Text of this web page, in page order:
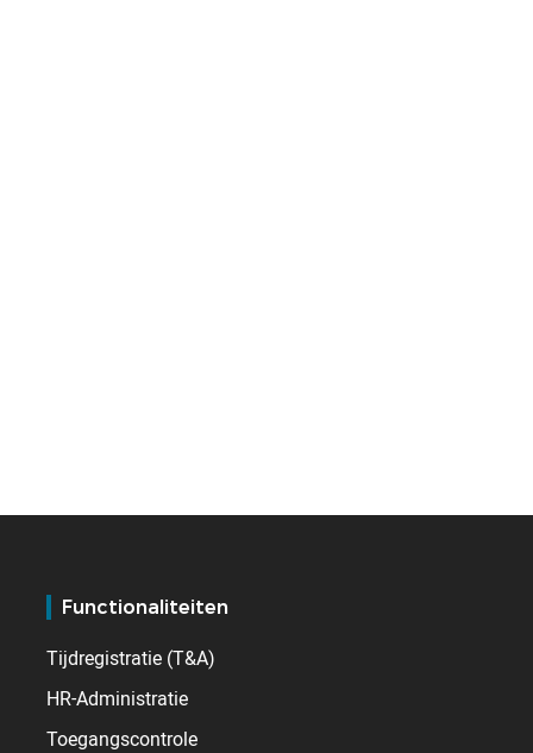
Functionaliteiten
Tijdregistratie (T&A)
HR-Administratie
Toegangscontrole